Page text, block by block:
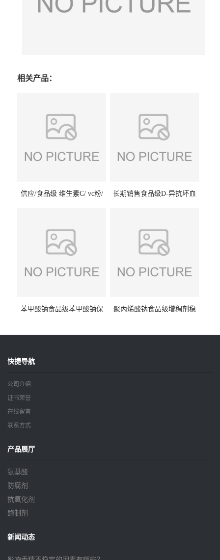
相关产品：
供应/食品级 维生素C/ vc粉/
长期销售食品级D-异抗坏血
苯甲酸钠食品级苯甲酸钠保
聚丙烯酸钠食品级增稠剂稳
快捷导航
公司介绍
证书荣誉
在线留言
联系方式
产品展厅
氨基酸
防腐剂
抗氧化剂
酶制剂
新闻动态